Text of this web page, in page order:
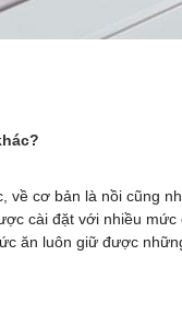
cơ bản là nồi cũng
cài đặt với nhiều
ăn luôn giữ được